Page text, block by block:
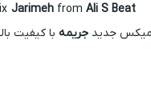
Jarimeh from Ali S Beat
جدید جریمه با کیفیت